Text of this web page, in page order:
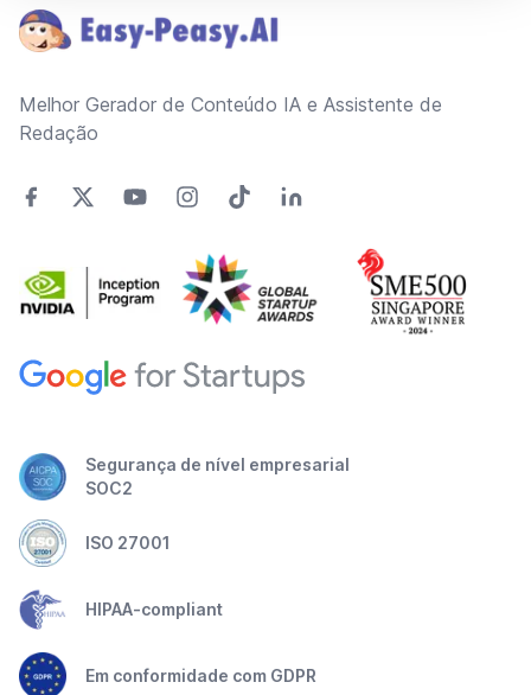
Melhor Gerador de Conteúdo IA e Assistente de
Redação
Segurança de nível empresarial
SOC2
ISO 27001
HIPAA-compliant
Em conformidade com GDPR